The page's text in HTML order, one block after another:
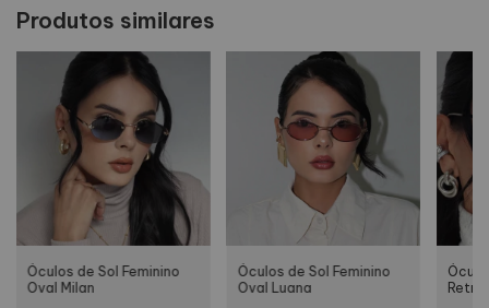
Produtos similares
Óculos de Sol Feminino
Oval Milan
Óculos de Sol Feminino
Oval Luana
Retrô